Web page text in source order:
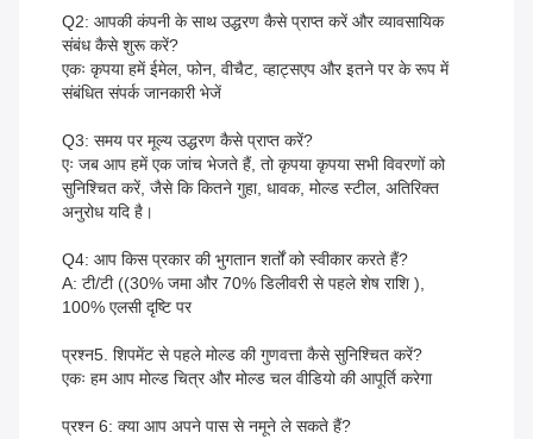
Q2: आपकी कंपनी के साथ उद्धरण कैसे प्राप्त करें और व्यावसायिक
संबंध कैसे शुरू करें?
एकः कृपया हमें ईमेल, फोन, वीचैट, व्हाट्सएप और इतने पर के रूप में
संबंधित संपर्क जानकारी भेजें
Q3: समय पर मूल्य उद्धरण कैसे प्राप्त करें?
एः जब आप हमें एक जांच भेजते हैं, तो कृपया कृपया सभी विवरणों को
सुनिश्चित करें, जैसे कि कितने गुहा, धावक, मोल्ड स्टील, अतिरिक्त
अनुरोध यदि है।
Q4: आप किस प्रकार की भुगतान शर्तों को स्वीकार करते हैं?
A: टी/टी ((30% जमा और 70% डिलीवरी से पहले शेष राशि ),
100% एलसी दृष्टि पर
प्रश्न5. शिपमेंट से पहले मोल्ड की गुणवत्ता कैसे सुनिश्चित करें?
एकः हम आप मोल्ड चित्र और मोल्ड चल वीडियो की आपूर्ति करेगा
प्रश्न 6: क्या आप अपने पास से नमूने ले सकते हैं?